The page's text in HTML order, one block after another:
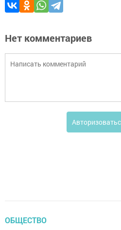
Нет комментариев
ОБЩЕСТВО